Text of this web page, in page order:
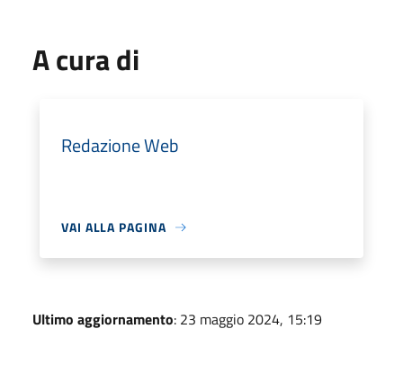
A cura di
Redazione Web
VAI ALLA PAGINA
Ultimo aggiornamento: 23 maggio 2024, 15:19